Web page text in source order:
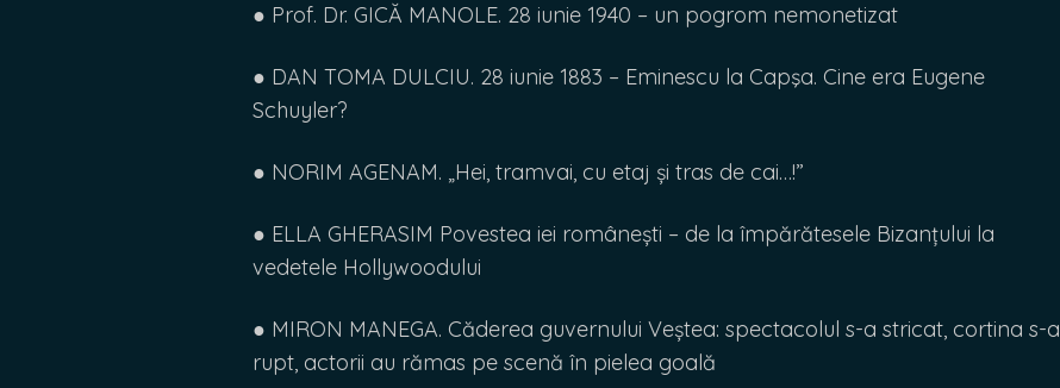
● Prof. Dr. GICĂ MANOLE. 28 iunie 1940 – un pogrom nemonetizat
● DAN TOMA DULCIU. 28 iunie 1883 – Eminescu la Capşa. Cine era Eugene
Schuyler?
● NORIM AGENAM. „Hei, tramvai, cu etaj și tras de cai…!”
● ELLA GHERASIM Povestea iei românești – de la împărătesele Bizanțului la
vedetele Hollywoodului
● MIRON MANEGA. Căderea guvernului Veștea: spectacolul s-a stricat, cortina s-a
rupt, actorii au rămas pe scenă în pielea goală